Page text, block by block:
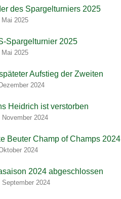
des Spargelturniers 2025
Mai 2025
Spargelturnier 2025
Mai 2025
Aufstieg der Zweiten
2024
Heidrich ist verstorben
November 2024
Beuter Champ of Champs 2024
2024
2024 abgeschlossen
September 2024